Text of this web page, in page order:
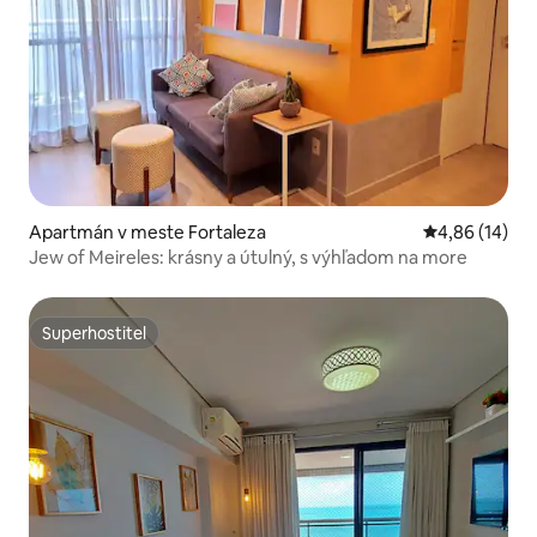
Apartmán v meste Fortaleza Priemerné
4,86 (14)
Jew of Meireles: krásny a útulný, s výhľadom na more
Superhostiteľ
Superhostiteľ